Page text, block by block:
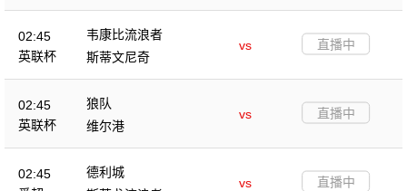
02:45
英联杯
韦康比流浪者
vs
斯蒂文尼奇
直播中
02:45
英联杯
狼队
vs
维尔港
直播中
02:45
德利城
vs
直播中